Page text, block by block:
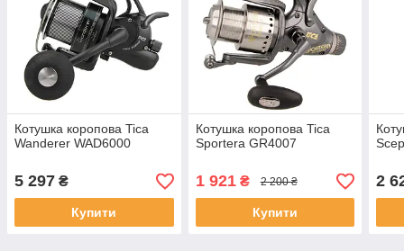
Котушка коропова Tica
Wanderer WAD6000
5 297 ₴
Купити
Котушка коропова Tica
Sportera GR4007
1 921₴ 2 200 ₴
Купити
2